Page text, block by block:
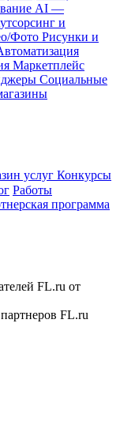
AI —
и
Фото Рисунки и
Маркетплейс
Социальные
услуг Конкурсы
Работы
программа
FL.ru от
FL.ru